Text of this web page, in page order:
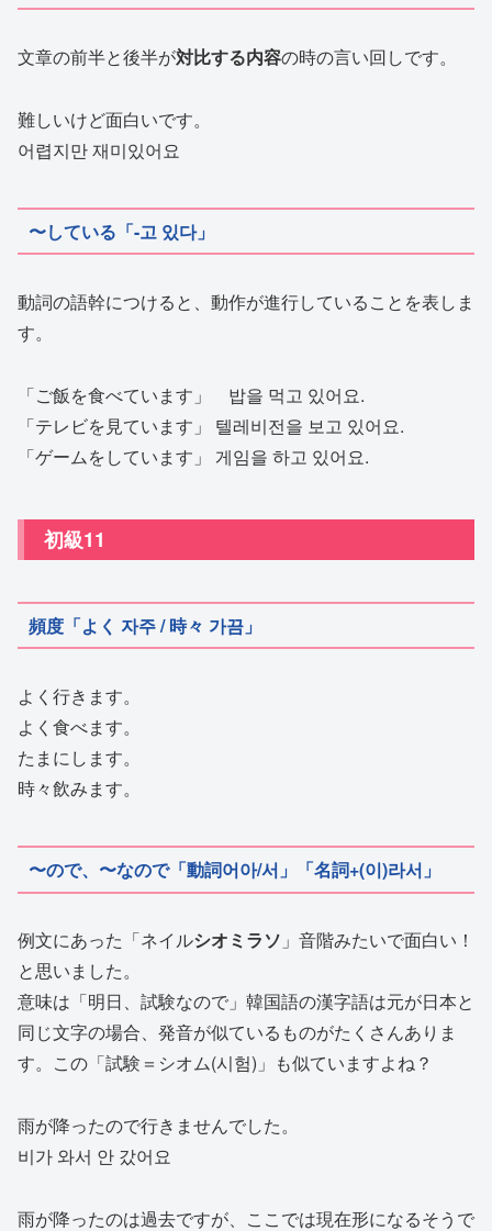
文章の前半と後半が対比する内容の時の言い回しです。
難しいけど面白いです。
어렵지만 재미있어요
〜している「-고 있다」
動詞の語幹につけると、動作が進行していることを表しま
す。
「ご飯を食べています」 밥을 먹고 있어요.
「テレビを見ています」 텔레비전을 보고 있어요.
「ゲームをしています」 게임을 하고 있어요.
初級11
頻度「よく 자주 / 時々 가끔」
よく行きます。
よく食べます。
たまにします。
時々飲みます。
〜ので、〜なので「動詞어아/서」「名詞+(이)라서」
例文にあった「ネイルシオミラソ 」音階みたいで面白い！
と思いました。
意味は「明日、試験なので」韓国語の漢字語は元が日本と
同じ文字の場合、発音が似ているものがたくさんありま
す。この「試験＝シオム(시험)」も似ていますよね？
雨が降ったので行きませんでした。
비가 와서 안 갔어요
雨が降ったのは過去ですが、ここでは現在形になるそうで